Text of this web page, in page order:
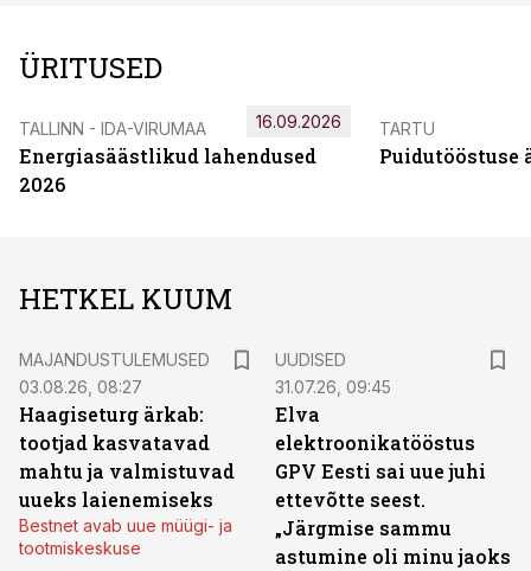
ÜRITUSED
TALLINN - IDA-VIRUMAA
Energiasäästlikud lahendused
2026
16.09.2026 TARTU
Puidutööstuse
HETKEL KUUM
MAJANDUSTULEMUSED
03.08.26, 08:27
Haagiseturg ärkab:
tootjad kasvatavad
mahtu ja valmistuvad
uueks laienemiseks
Bestnet avab uue müügi- ja
tootmiskeskuse
UUDISED
31.07.26, 09:45
Elva
elektroonikatööstus
GPV Eesti sai uue juhi
ettevõtte seest.
„Järgmise sammu
astumine oli minu jaoks